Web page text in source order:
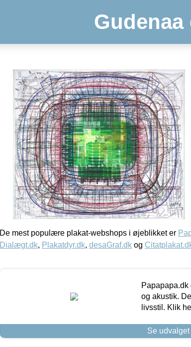
Gudenaa
De mest populære plakat-webshops i øjeblikket er
Dialægt.dk, Plakatdyr.dk, desaGraf.dk og
og akustik.
livsstil. Klik
Se